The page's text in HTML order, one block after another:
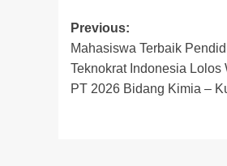
Post
navigation
Previous:
Mahasiswa Terbaik
Teknokrat Indonesia Lolos
PT 2026 Bidang Kimia –